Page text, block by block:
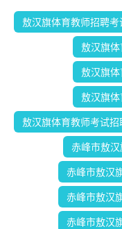
敖汉旗体育教师招聘考
敖汉旗
敖汉旗
敖汉旗
敖汉旗体育教师考试招
赤峰市敖
赤峰市敖汉
赤峰市敖汉
赤峰市敖汉